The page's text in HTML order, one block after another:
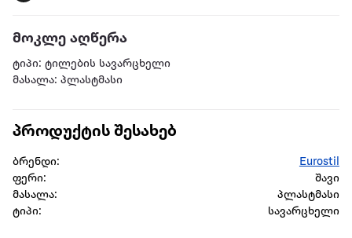
მოკლე აღწერა
ტიპი: ტილების სავარცხელი
მასალა: პლასტმასი
პროდუქტის შესახებ
ბრენდი:
Eurostil
ფერი:
შავი
მასალა:
პლასტმასი
ტიპი:
სავარცხელი